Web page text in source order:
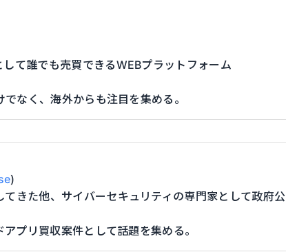
て誰でも売買できるWEBプラットフォーム
なく、海外からも注目を集める。
)
きた他、サイバーセキュリティの専門家として政府公
プリ買収案件として話題を集める。